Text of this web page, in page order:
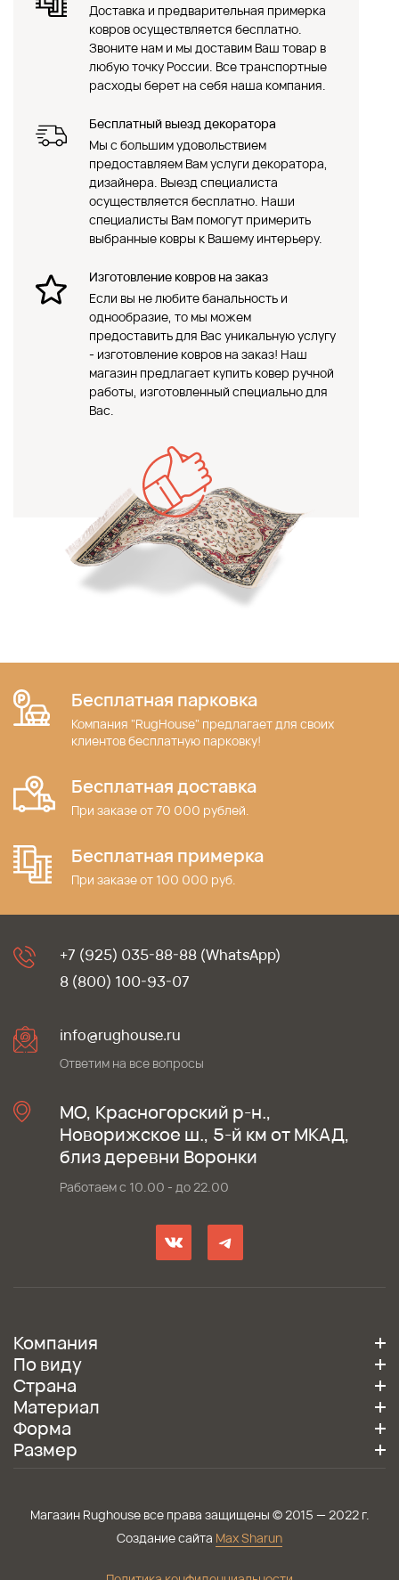
Доставка и предварительная примерка
ковров осуществляется бесплатно.
Звоните нам и мы доставим Ваш товар в
любую точку России. Все транспортные
расходы берет на себя наша компания.
Бесплатный выезд декоратора
Мы с большим удовольствием
предоставляем Вам услуги декоратора,
дизайнера. Выезд специалиста
осуществляется бесплатно. Наши
специалисты Вам помогут примерить
выбранные ковры к Вашему интерьеру.
Изготовление ковров на заказ
Если вы не любите банальность и
однообразие, то мы можем
предоставить для Вас уникальную услугу
- изготовление ковров на заказ! Наш
магазин предлагает купить ковер ручной
работы, изготовленный специально для
Вас.
Бесплатная парковка
Компания "RugHouse" предлагает для своих
клиентов бесплатную парковку!
Бесплатная доставка
При заказе от 70 000 рублей.
Бесплатная примерка
При заказе от 100 000 руб.
+7 (925) 035-88-88 (WhatsApp)
8 (800) 100-93-07
info@rughouse.ru
Ответим на все вопросы
МО, Красногорский р-н.,
Новорижское ш., 5-й км от МКАД,
близ деревни Воронки
Работаем с 10.00 - до 22.00
Компания
По виду
Страна
Материал
Форма
Размер
Магазин Rughouse все права защищены © 2015 — 2022 г.
Создание сайта Max Sharun